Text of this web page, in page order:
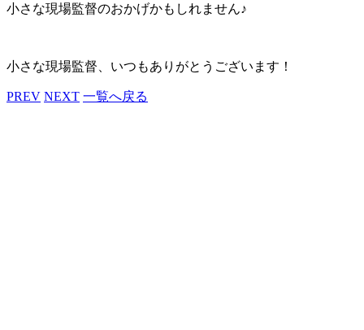
小さな現場監督のおかげかもしれません♪
小さな現場監督、いつもありがとうございます！
PREV NEXT 一覧へ戻る